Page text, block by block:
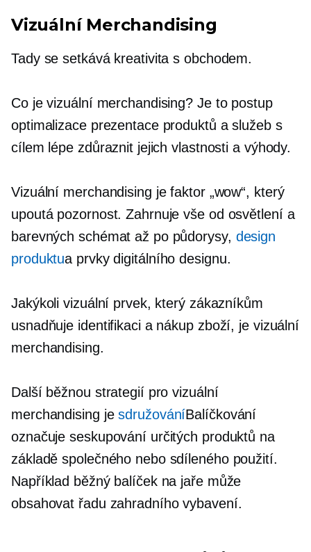
Vizuální Merchandising
Tady se setkává kreativita s obchodem.
Co je vizuální merchandising? Je to postup
optimalizace prezentace produktů a služeb s
cílem lépe zdůraznit jejich vlastnosti a výhody.
Vizuální merchandising je faktor „wow“, který
upoutá pozornost. Zahrnuje vše od osvětlení a
barevných schémat až po půdorysy, design
produktua prvky digitálního designu.
Jakýkoli vizuální prvek, který zákazníkům
usnadňuje identifikaci a nákup zboží, je vizuální
merchandising.
Další běžnou strategií pro vizuální
merchandising jesdružováníBalíčkování
označuje seskupování určitých produktů na
základě společného nebo sdíleného použití.
Například běžný balíček na jaře může
obsahovat řadu zahradního vybavení.